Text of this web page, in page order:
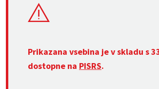
Prikazana vsebina je v skladu s
dostopne na PISRS.